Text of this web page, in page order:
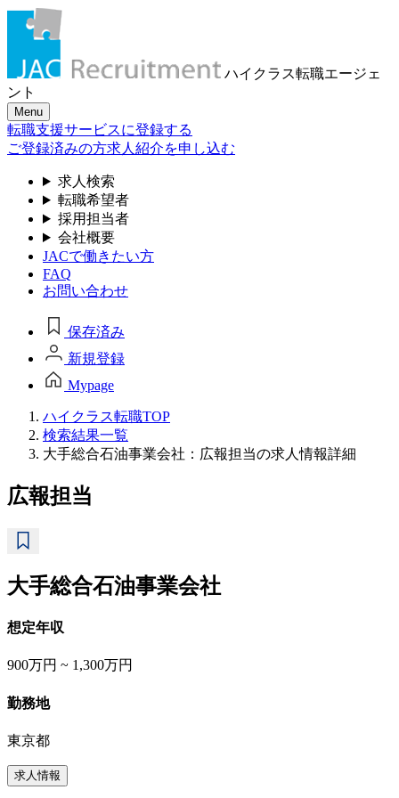
ハイクラス転職エージェ
ント
Menu
転職支援サービスに登録する
ご登録済みの方求人紹介を申し込む
求人検索
転職希望者
採用担当者
会社概要
JACで働きたい方
FAQ
お問い合わせ
保存済み
新規登録
Mypage
ハイクラス転職TOP
検索結果一覧
大手総合石油事業会社：広報担当の求人情報詳細
広報担当
大手総合石油事業会社
想定年収
900万円 ~ 1,300万円
勤務地
東京都
求人情報